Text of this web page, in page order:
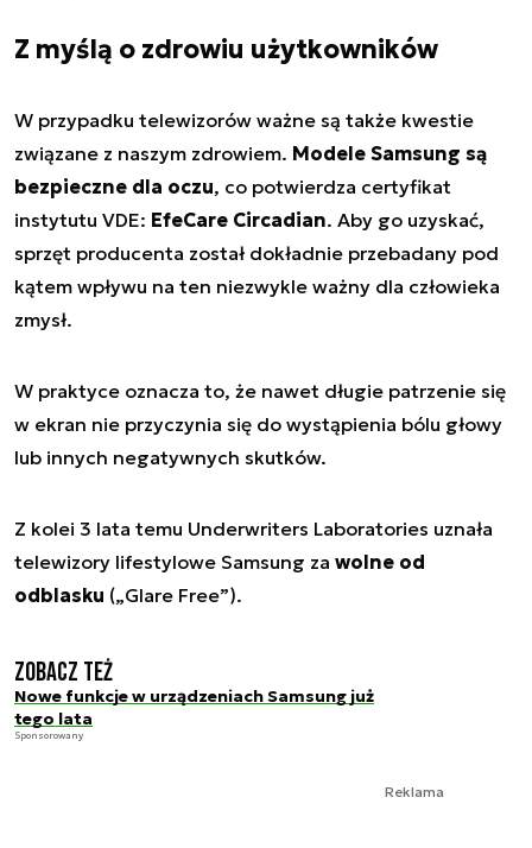
Z myślą o zdrowiu użytkowników
W przypadku telewizorów ważne są także kwestie
związane z naszym zdrowiem. Modele Samsung są
bezpieczne dla oczu, co potwierdza certyfikat
instytutu VDE: EfeCare Circadian. Aby go uzyskać,
sprzęt producenta został dokładnie przebadany pod
kątem wpływu na ten niezwykle ważny dla człowieka
zmysł.
W praktyce oznacza to, że nawet długie patrzenie się
w ekran nie przyczynia się do wystąpienia bólu głowy
lub innych negatywnych skutków.
Z kolei 3 lata temu Underwriters Laboratories uznała
telewizory lifestylowe Samsung za wolne od
odblasku („Glare Free”).
Zobacz też
Nowe funkcje w urządzeniach Samsung już
tego lata
Sponsorowany
Reklama